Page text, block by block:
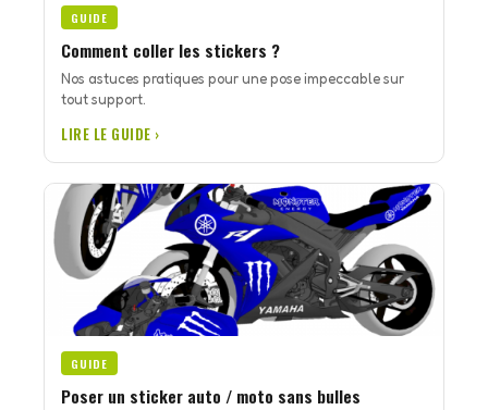
GUIDE
Comment coller les stickers ?
Nos astuces pratiques pour une pose impeccable sur
tout support.
LIRE LE GUIDE ›
GUIDE
Poser un sticker auto / moto sans bulles